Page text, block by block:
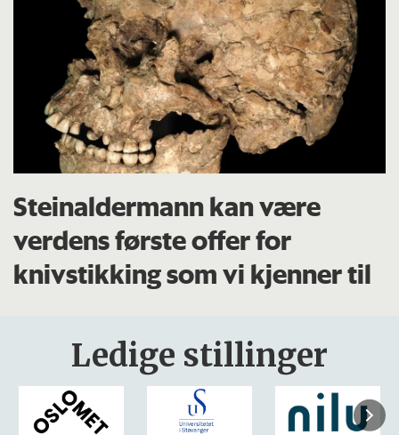
Steinaldermann kan være
verdens første offer for
knivstikking som vi kjenner til
Ledige stillinger